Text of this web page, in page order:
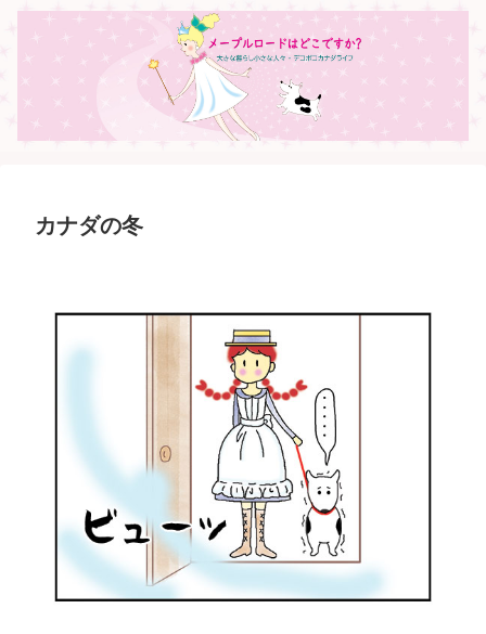
カナダの冬